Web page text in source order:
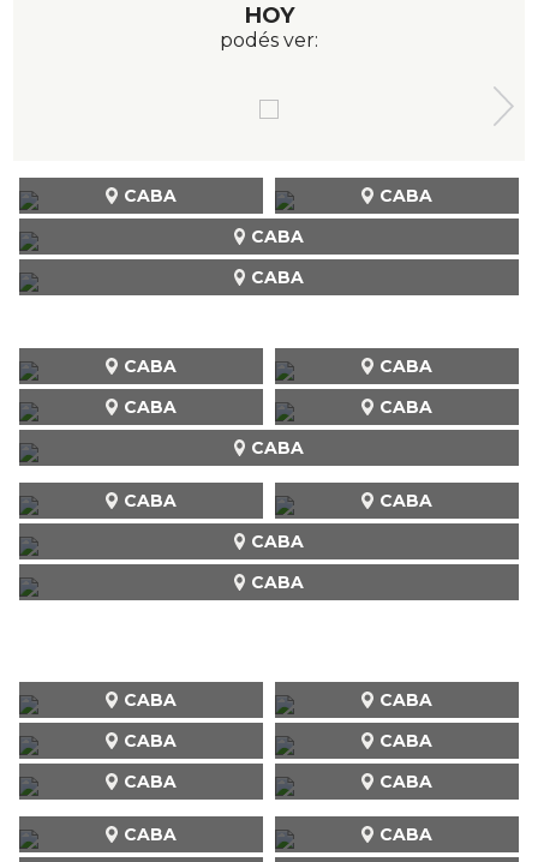
HOY
podés ver:
CABA
CABA CABA
CABA
CABA CABA
CABA
CABA CABA
CABA
CABA CABA
CABA
CABA
CABA
CABA
CABA
CABA
CABA
CABA CABA